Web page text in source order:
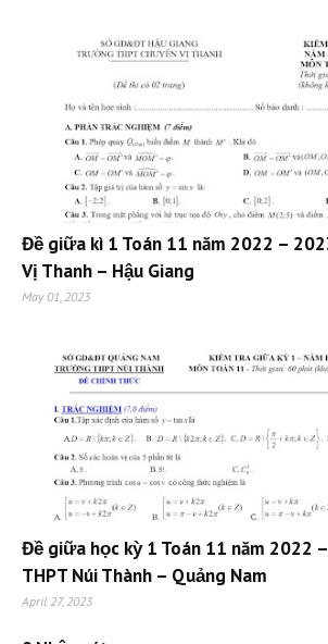
Đề giữa kì 1 Toán 11 năm 2022 –
Vị Thanh – Hậu Giang
May 01, 2023
Đề giữa học kỳ 1 Toán 11 năm 2022
THPT Núi Thành – Quảng Nam
April 27, 2023